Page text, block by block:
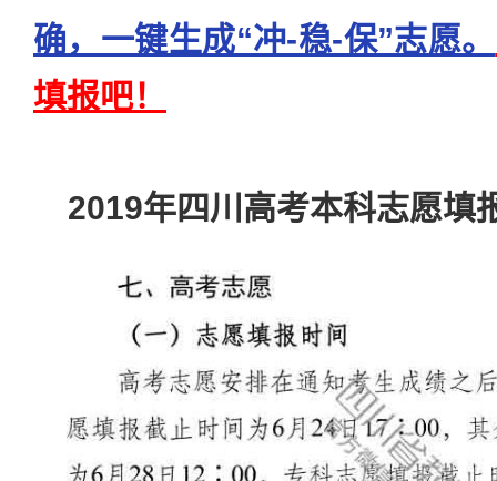
确，一键生成“冲-稳-保”志愿。
填报吧！
2019年四川高考本科志愿填